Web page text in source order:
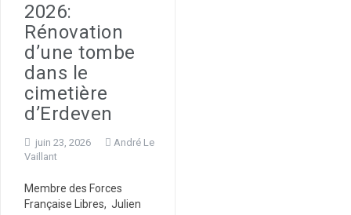
2026:
Rénovation
d’une tombe
dans le
cimetière
d’Erdeven
juin 23, 2026
André Le
Vaillant
Membre des Forces
Française Libres, Julien